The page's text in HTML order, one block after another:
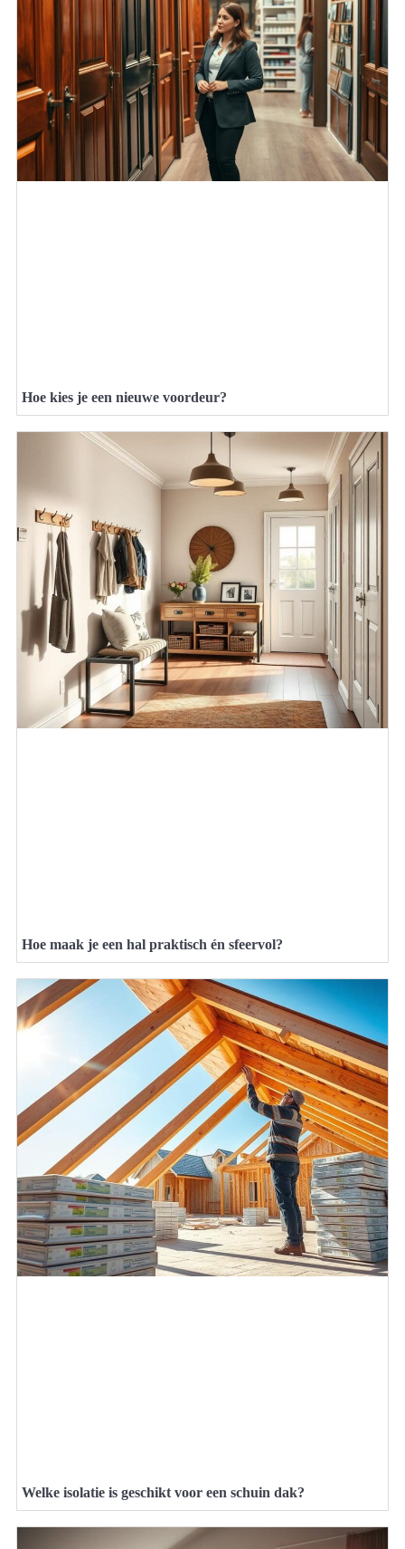
Hoe kies je een nieuwe voordeur?
Hoe maak je een hal praktisch én sfeervol?
Welke isolatie is geschikt voor een schuin dak?